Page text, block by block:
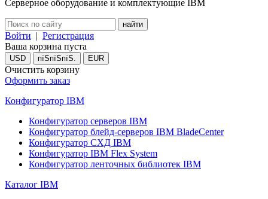
Серверное оборудование и комплектующие IBM
Войти | Регистрация
Ваша корзина пуста
USD пїЅпїЅпїЅ. EUR
Очистить корзину
Оформить заказ
Конфигуратор IBM
Конфигуратор серверов IBM
Конфигуратор блейд-серверов IBM BladeCenter
Конфигуратор СХД IBM
Конфигуратор IBM Flex System
Конфигуратор ленточных библиотек IBM
Каталог IBM